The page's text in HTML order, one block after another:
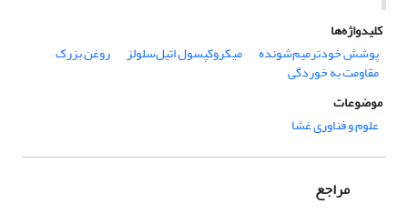
کلیدواژه‌ها
پوشش خودترمیم‌شونده
میکروکپسول اتیل‌سلولز روغن بزرک
مقاومت به خوردگی
موضوعات
علوم و فناوری غشا
مراجع